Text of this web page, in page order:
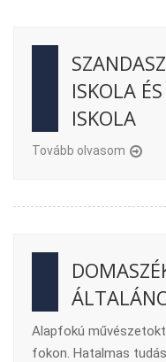
ISKOLA
ISKOLA
Tovább olvasom
Alapfokú
fokon. Hatalmas